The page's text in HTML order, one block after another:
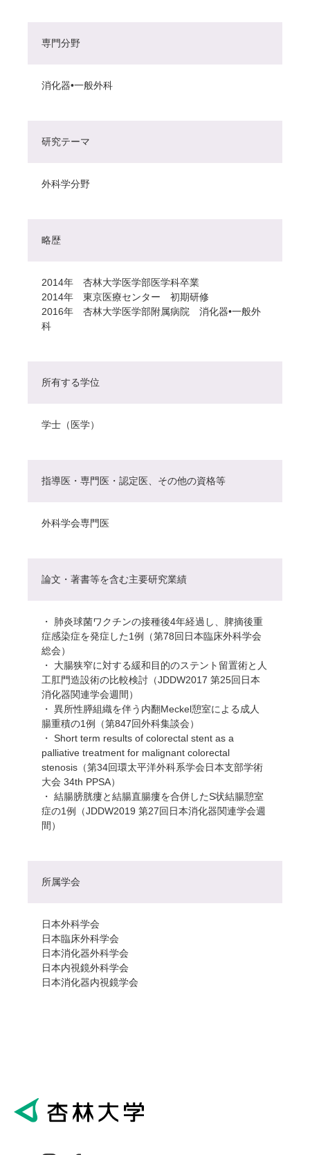
専門分野
消化器•一般外科
研究テーマ
外科学分野
略歴
2014年 杏林大学医学部医学科卒業
2014年 東京医療センター 初期研修
2016年 杏林大学医学部附属病院 消化器•一般外
科
所有する学位
学士（医学）
指導医・専門医・認定医、その他の資格等
外科学会専門医
論文・著書等を含む主要研究業績
・ 肺炎球菌ワクチンの接種後4年経過し、脾摘後重
症感染症を発症した1例（第78回日本臨床外科学会
総会）
・ 大腸狭窄に対する緩和目的のステント留置術と人
工肛門造設術の比較検討（JDDW2017 第25回日本
消化器関連学会週間）
・ 異所性膵組織を伴う内翻Meckel憩室による成人
腸重積の1例（第847回外科集談会）
・ Short term results of colorectal stent as a
palliative treatment for malignant colorectal
stenosis（第34回環太平洋外科系学会日本支部学術
大会 34th PPSA）
・ 結腸膀胱瘻と結腸直腸瘻を合併したS状結腸憩室
症の1例（JDDW2019 第27回日本消化器関連学会週
間）
所属学会
日本外科学会
日本臨床外科学会
日本消化器外科学会
日本内視鏡外科学会
日本消化器内視鏡学会